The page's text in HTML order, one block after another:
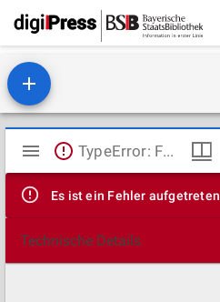
Mirador
Viewer
TypeError: Failed to fetch
Es ist ein Fehler aufgetreten
Technische Details